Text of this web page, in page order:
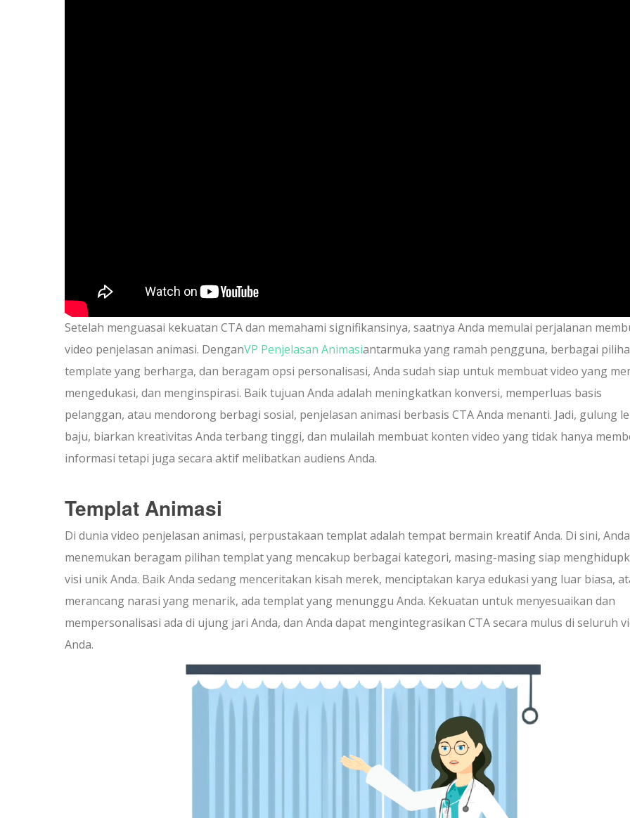
Setelah menguasai kekuatan CTA dan memahami signifikansinya, saatnya Anda memulai perjalanan
video penjelasan animasi. DenganVP Penjelasan Animasiantarmuka yang ramah pengguna, berbagai
template yang berharga, dan beragam opsi personalisasi, Anda sudah siap untuk membuat video yang
mengedukasi, dan menginspirasi. Baik tujuan Anda adalah meningkatkan konversi, memperluas basis
pelanggan, atau mendorong berbagi sosial, penjelasan animasi berbasis CTA Anda menanti. Jadi, gulung
baju, biarkan kreativitas Anda terbang tinggi, dan mulailah membuat konten video yang tidak hanya
informasi tetapi juga secara aktif melibatkan audiens Anda.
Templat Animasi
Di dunia video penjelasan animasi, perpustakaan templat adalah tempat bermain kreatif Anda. Di sini,
menemukan beragam pilihan templat yang mencakup berbagai kategori, masing-masing siap
visi unik Anda. Baik Anda sedang menceritakan kisah merek, menciptakan karya edukasi yang luar biasa,
merancang narasi yang menarik, ada templat yang menunggu Anda. Kekuatan untuk menyesuaikan dan
mempersonalisasi ada di ujung jari Anda, dan Anda dapat mengintegrasikan CTA secara mulus di seluruh
Anda.